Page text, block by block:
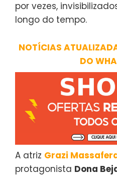
por vezes,
longo do tempo.
NOTÍCIAS
DO
A atriz Grazi
protagonista Dona